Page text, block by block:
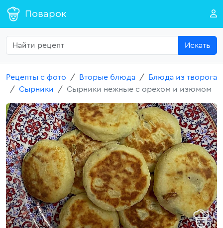
Поварок
Искать
Рецепты с фото Вторые блюда
Блюда из творога
Сырники
Сырники нежные с орехом и изюмом